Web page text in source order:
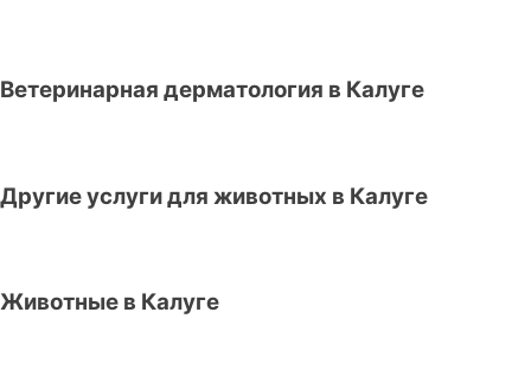
Ветеринарная дерматология в Калуге
Другие услуги для животных в Калуге
Животные в Калуге